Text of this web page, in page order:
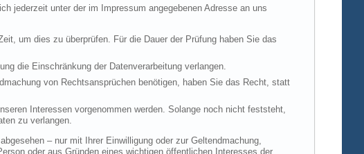
jederzeit unter der im Impressum angegebenen Adresse an uns
um dies zu überprüfen. Für die Dauer der Prüfung haben Sie das
die Einschränkung der Datenverarbeitung verlangen.
von Rechtsansprüchen benötigen, haben Sie das Recht, statt
Interessen vorgenommen werden. Solange noch nicht feststeht,
zu verlangen.
– nur mit Ihrer Einwilligung oder zur Geltendmachung,
oder aus Gründen eines wichtigen öffentlichen Interesses der